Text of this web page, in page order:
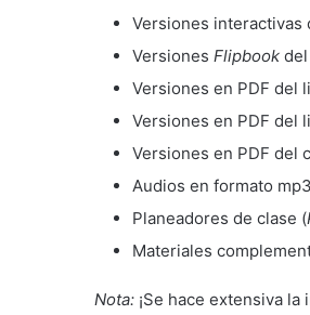
Versiones interactivas
Versiones Flipbook
Versiones en PDF del
Versiones en PDF del
Versiones en PDF del
Audios en formato
Planeadores de clase (
Materiales
Nota: ¡Se hace extensiva